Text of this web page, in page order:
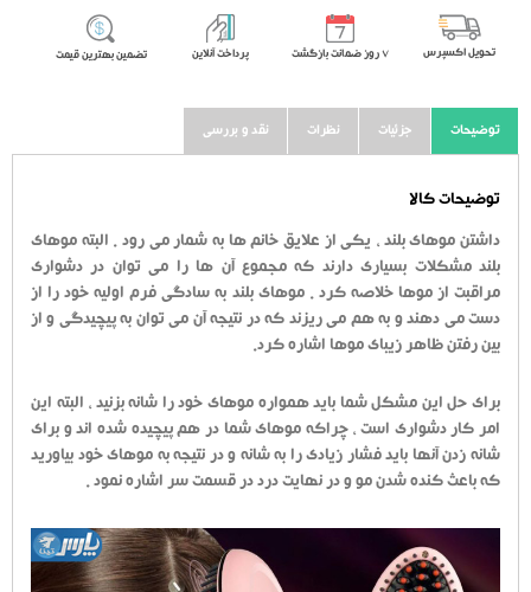
تحویل اکسپرس ٧ روز ضمانت بازگشت پرداخت آنلاین تضمین بهترین قیمت
توضیحات جزئیات نظرات نقد و بررسی
توضیحات کالا
داشتن موهای بلند ، یکی از علایق خانم ها به شمار می رود . البته موهای
بلند مشکلات بسیاری دارند که مجموع آن ها را می توان در دشواری
مراقبت از موها خلاصه کرد . موهای بلند به سادگی فرم اولیه خود را از
دست می دهند و به هم می ریزند که در نتیجه آن می توان به پیچیدگی و از
بین رفتن ظاهر زیبای موها اشاره کرد.
برای حل این مشکل شما باید همواره موهای خود را شانه بزنید ، البته این
امر کار دشواری است ، چراکه موهای شما در هم پیچیده شده اند و برای
شانه زدن آنها باید فشار زیادی را به شانه و در نتیجه به موهای خود بیاورید
که باعث کنده شدن مو و در نهایت درد در قسمت سر اشاره نمود .